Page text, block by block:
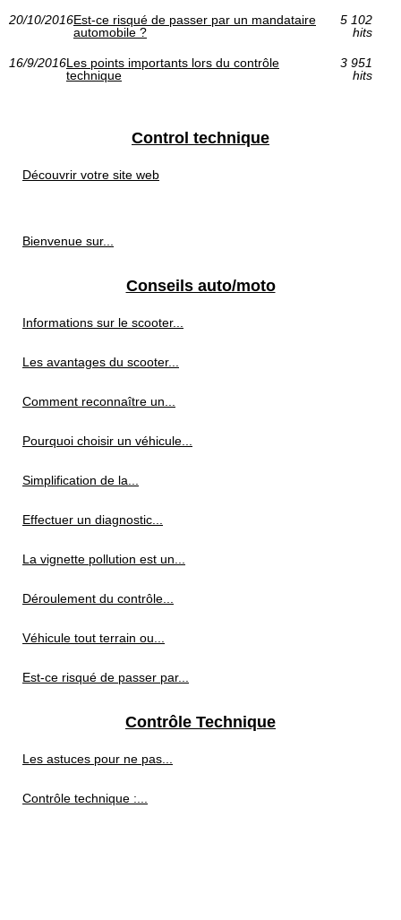
20/10/2016Est-ce risqué de passer par un mandataire
automobile ?
5 102
hits
16/9/2016Les points importants lors du contrôle
technique
3 951
hits
Control technique
Découvrir votre site web
Bienvenue sur...
Conseils auto/moto
Informations sur le scooter...
Les avantages du scooter...
Comment reconnaître un...
Pourquoi choisir un véhicule...
Simplification de la...
Effectuer un diagnostic...
La vignette pollution est un...
Déroulement du contrôle...
Véhicule tout terrain ou...
Est-ce risqué de passer par...
Contrôle Technique
Les astuces pour ne pas...
Contrôle technique :...